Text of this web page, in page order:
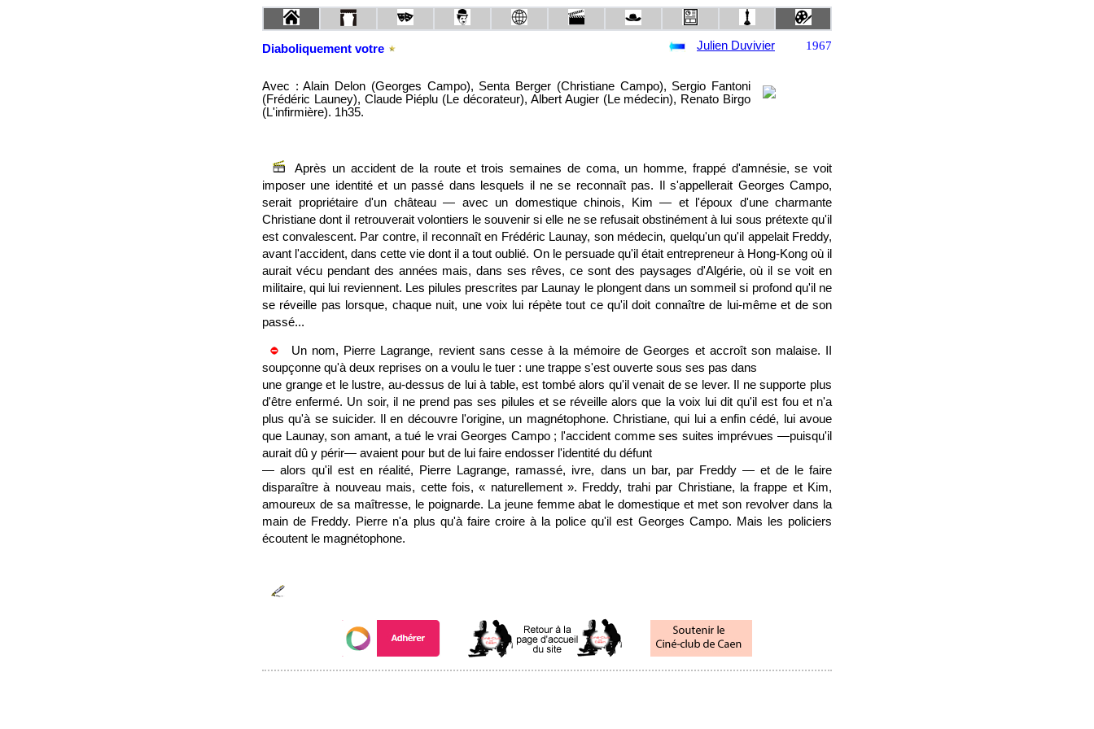
Diaboliquement votre Julien Duvivier 1967
Avec : Alain Delon (Georges Campo), Senta Berger (Christiane Campo), Sergio Fantoni
(Frédéric Launey), Claude Piéplu (Le décorateur), Albert Augier (Le médecin), Renato Birgo
(L'infirmière). 1h35.
Après un accident de la route et trois semaines de coma, un homme, frappé d'amnésie, se voit
imposer une identité et un passé dans lesquels il ne se reconnaît pas. Il s'appellerait Georges Campo,
serait propriétaire d'un château — avec un domestique chinois, Kim — et l'époux d'une charmante
Christiane dont il retrouverait volontiers le souvenir si elle ne se refusait obstinément à lui sous prétexte qu'il
est convalescent. Par contre, il reconnaît en Frédéric Launay, son médecin, quelqu'un qu'il appelait Freddy,
avant l'accident, dans cette vie dont il a tout oublié. On le persuade qu'il était entrepreneur à Hong-Kong où il
aurait vécu pendant des années mais, dans ses rêves, ce sont des paysages d'Algérie, où il se voit en
militaire, qui lui reviennent. Les pilules prescrites par Launay le plongent dans un sommeil si profond qu'il ne
se réveille pas lorsque, chaque nuit, une voix lui répète tout ce qu'il doit connaître de lui-même et de son
passé...
Un nom, Pierre Lagrange, revient sans cesse à la mémoire de Georges et accroît son malaise. II
soupçonne qu'à deux reprises on a voulu le tuer : une trappe s'est ouverte sous ses pas dans
une grange et le lustre, au-dessus de lui à table, est tombé alors qu'il venait de se lever. Il ne supporte plus
d'être enfermé. Un soir, il ne prend pas ses pilules et se réveille alors que la voix lui dit qu'il est fou et n'a
plus qu'à se suicider. Il en découvre l'origine, un magnétophone. Christiane, qui lui a enfin cédé, lui avoue
que Launay, son amant, a tué le vrai Georges Campo ; l'accident comme ses suites imprévues —puisqu'il
aurait dû y périr— avaient pour but de lui faire endosser l'identité du défunt
— alors qu'il est en réalité, Pierre Lagrange, ramassé, ivre, dans un bar, par Freddy — et de le faire
disparaître à nouveau mais, cette fois, « naturellement ». Freddy, trahi par Christiane, la frappe et Kim,
amoureux de sa maîtresse, le poignarde. La jeune femme abat le domestique et met son revolver dans la
main de Freddy. Pierre n'a plus qu'à faire croire à la police qu'il est Georges Campo. Mais les policiers
écoutent le magnétophone.